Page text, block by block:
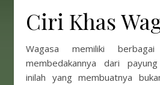
Ciri Khas
Wagasa memiliki
membedakannya dari
inilah yang membuatnya